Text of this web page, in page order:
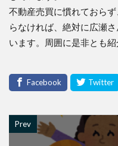
不動産売買に慣れておらず
らなければ、 絶対に広瀬
います。周囲に是非とも紹
Prev